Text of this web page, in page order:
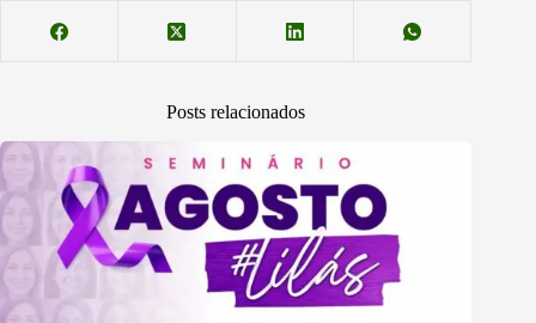
Posts relacionados